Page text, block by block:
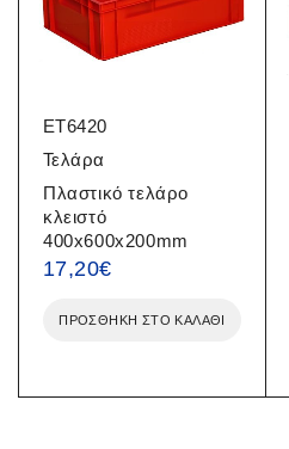
ET6420
Τελάρα
Πλαστικό τελάρο
κλειστό
400x600x200mm
17,20€
ΠΡΟΣΘΉΚΗ ΣΤΟ ΚΑΛΆΘΙ